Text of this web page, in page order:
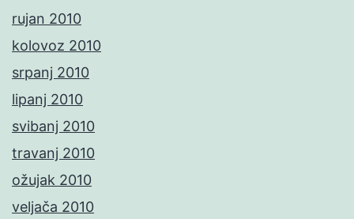
rujan 2010
kolovoz 2010
srpanj 2010
lipanj 2010
svibanj 2010
travanj 2010
ožujak 2010
veljača 2010